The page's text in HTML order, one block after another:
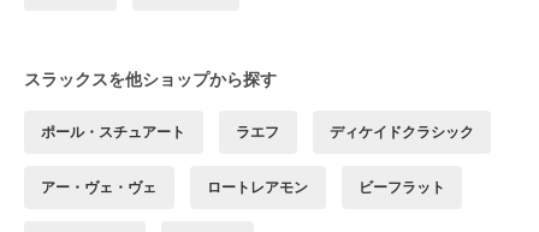
スラックスを他ショップから探す
ポール・スチュアート ラエフ ディケイドクラシック
アー・ヴェ・ヴェ ロートレアモン ビーフラット